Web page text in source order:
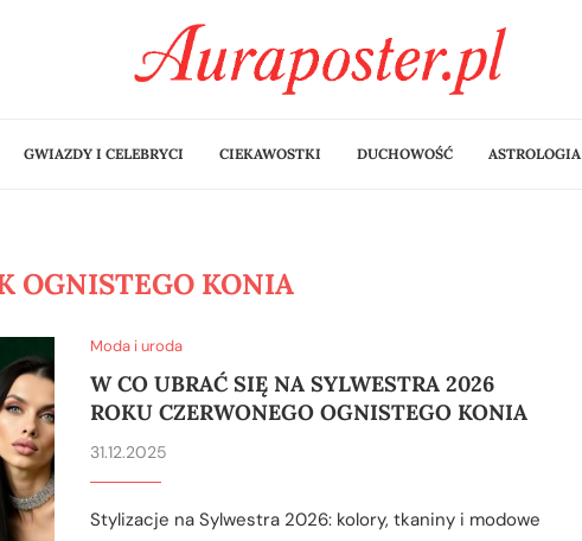
GWIAZDY I CELEBRYCI CIEKAWOSTKI DUCHOWOŚĆ ASTROLOGIA
OGNISTEGO KONIA
Moda i uroda
W CO UBRAĆ SIĘ NA SYLWESTRA 2026
ROKU CZERWONEGO OGNISTEGO KONIA
31.12.2025
Stylizacje na Sylwestra 2026: kolory, tkaniny i modowe